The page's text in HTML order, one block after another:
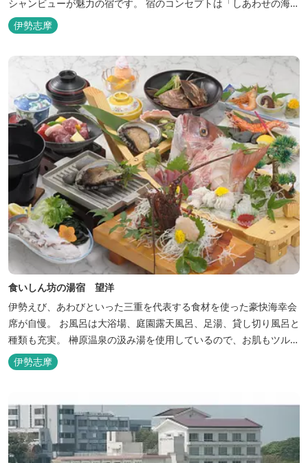
シャンビューが魅力の宿です。 宿のコンセプトは「しあわせの海
へ、ようきたなあ」。鳥羽市の南端「相差(おうさつ)」は太平洋に
面したみなと町。相差の海は、おいしい海産物、海女さん、美しい
千鳥ヶ浜、海に浮く富士山、水平線に昇る朝陽といった自然に恵ま
れた「しあわせの海」です。...
伊勢志摩
食いしん坊の湯宿 望洋
伊勢えび、あわびといった三重を代表する食材を使った豪快海幸会
席が自慢。 お風呂は大浴場、庭園露天風呂、足湯、貸し切り風呂と
種類も充実。 榊原温泉の汲み湯を使用しているので、お肌もツルツ
ルに。
伊勢志摩